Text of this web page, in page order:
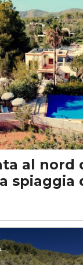
al nord
spiaggia